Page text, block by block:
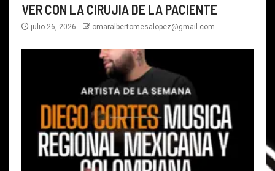
VER CON LA CIRUJIA DE LA PACIENTE
julio 26, 2026 omaralbertomesalopez@gmail.com